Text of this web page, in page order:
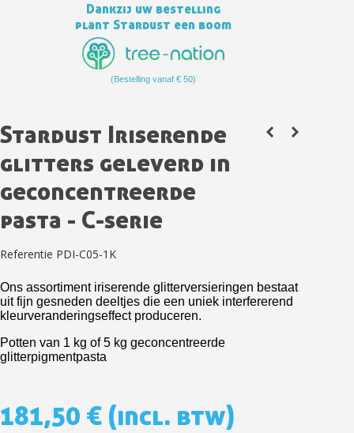
Schrijf je in voor de nieuwsbrief: €5 korting
Levering binnen 48-72 uur in Nederland
Betaling in 4x gratis vanaf een aankoopwaarde van 30€.
Deel je creaties en ontvang shopping vouchers
Verzamel loyaliteitspunten bij elke bestelling
Retourneer producten binnen 14 dagen
Schrijf je in voor de nieuwsbrief: €5 korting
Dankzij uw bestelling
plant Stardust een boom
(Bestelling vanaf € 50)
Stardust Iriserende
glitters geleverd in
geconcentreerde
pasta - C-serie
Referentie PDI-C05-1K
Ons assortiment iriserende glitterversieringen bestaat
uit fijn gesneden deeltjes die een uniek interfererend
kleurveranderingseffect produceren.
Potten van 1 kg of 5 kg geconcentreerde
glitterpigmentpasta
181,50 € (incl. btw)